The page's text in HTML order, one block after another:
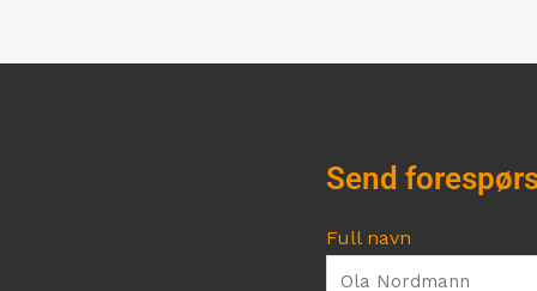
Send
Full navn